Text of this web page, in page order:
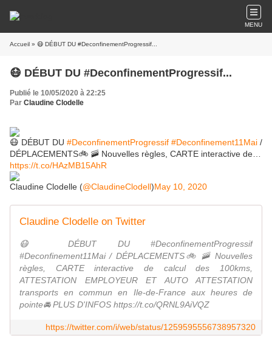
MENU
Accueil » 😷 DÉBUT DU #DeconfinementProgressif...
😷 DÉBUT DU #DeconfinementProgressif...
Publié le 10/05/2020 à 22:25
Par Claudine Clodelle
😷 DÉBUT DU #DeconfinementProgressif #Deconfinement11Mai /
DÉPLACEMENTS🚲 🚠 Nouvelles règles, CARTE interactive de…
https://t.co/HAzMB15AhR
Claudine Clodelle (@ClaudineClodell)May 10, 2020
Claudine Clodelle on Twitter
😷 DÉBUT DU #DeconfinementProgressif
#Deconfinement11Mai / DÉPLACEMENTS🚲 🚠 Nouvelles
règles, CARTE interactive de calcul des 100kms,
ATTESTATION EMPLOYEUR ET AUTO ATTESTATION
transports en commun en Ile-de-France aux heures de
pointe🚘 PLUS D'INFOS https://t.co/QRNL9AiVQZ
https://twitter.com/i/web/status/1259595556738957320